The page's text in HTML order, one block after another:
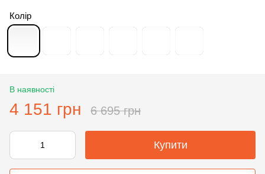
Колір
В наявності
4 151 грн 6 695 грн
Купити